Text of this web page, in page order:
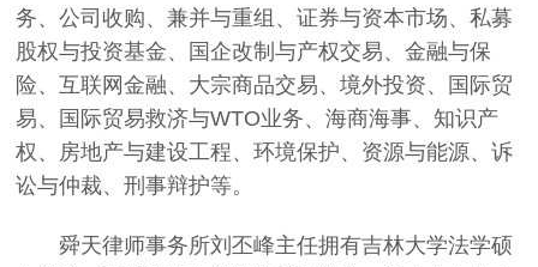
务、公司收购、兼并与重组、证券与资本市场、私募
股权与投资基金、国企改制与产权交易、金融与保
险、互联网金融、大宗商品交易、境外投资、国际贸
易、国际贸易救济与WTO业务、海商海事、知识产
权、房地产与建设工程、环境保护、资源与能源、诉
讼与仲裁、刑事辩护等。
舜天律师事务所刘丕峰主任拥有吉林大学法学硕